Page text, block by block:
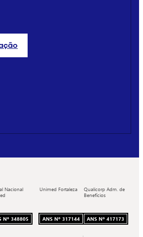
Nacional
Nº 348805
Unimed Fortaleza
ANS Nº 317144
Qualicorp Adm. de
Benefícios
ANS Nº 417173